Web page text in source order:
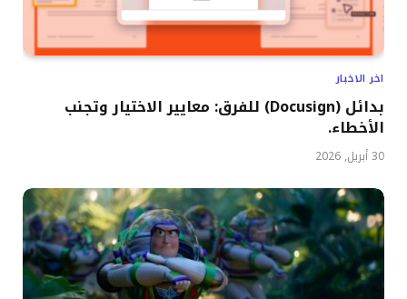
اخر الاخبار
بدائل (Docusign) للفرق: معايير الاختيار وتجنب
الأخطاء.
30 أبريل, 2026